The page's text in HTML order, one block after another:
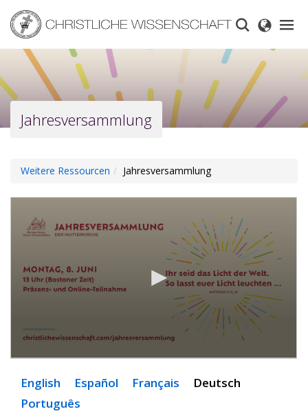
main
content
Jahresversammlung
Weitere Ressourcen Jahresversammlung
English Español Français
Deutsch
Português